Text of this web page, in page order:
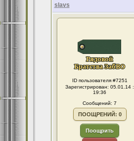
slavs
ID пользователя #7251
Зарегистрирован: 05.01.14 :
19:36
Сообщений: 7
ПООЩРЕНИЙ: 0
Поощрить